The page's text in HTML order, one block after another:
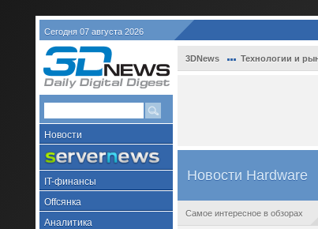
Сегодня 07 августа 2026
Новости
IT-финансы
Offсянка
Аналитика
3DNews Технологии и
Новости Hardware
Самое интересное в обзорах